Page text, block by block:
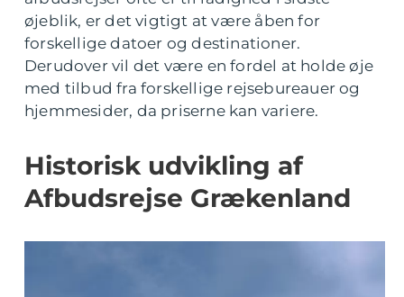
øjeblik, er det vigtigt at være åben for
forskellige datoer og destinationer.
Derudover vil det være en fordel at holde øje
med tilbud fra forskellige rejsebureauer og
hjemmesider, da priserne kan variere.
Historisk udvikling af
Afbudsrejse Grækenland